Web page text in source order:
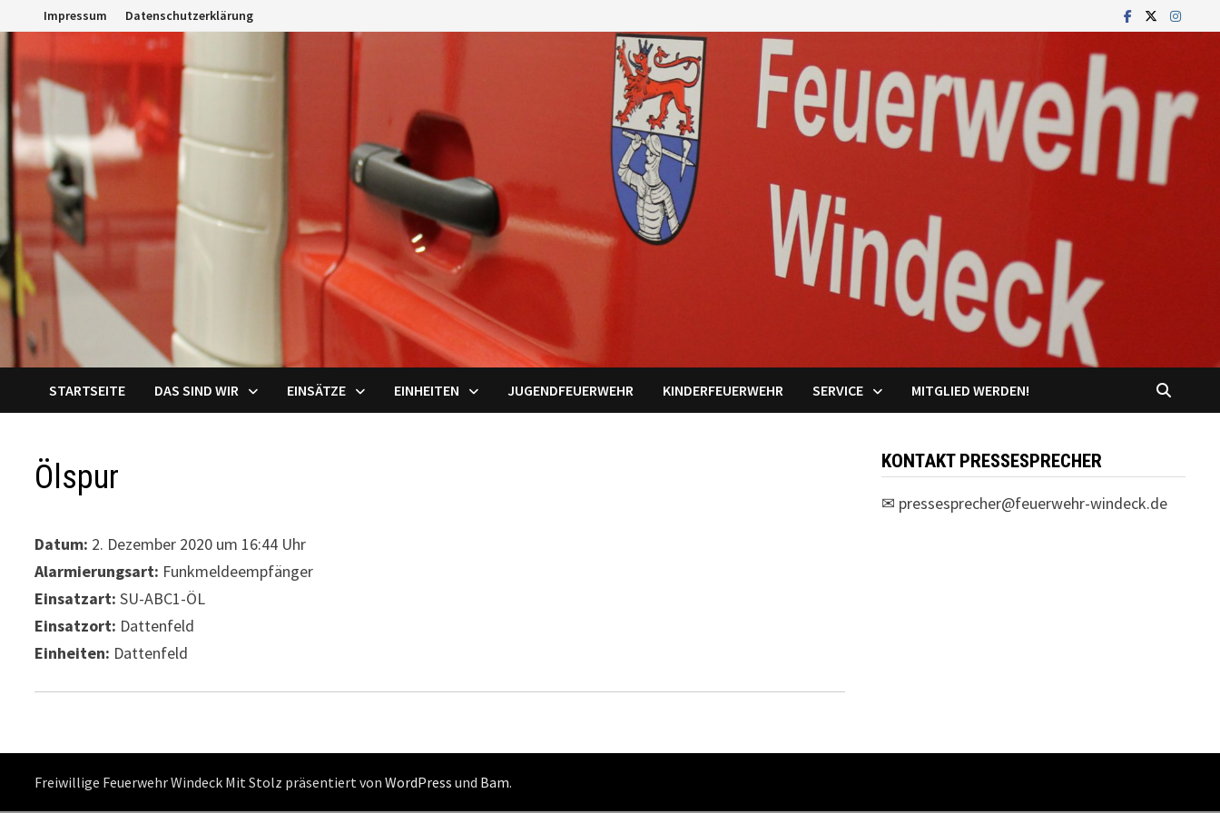
Inhalt
springen
Impressum Datenschutzerklärung
STARTSEITE DAS SIND WIR EINSÄTZE EINHEITEN JUGENDFEUERWEHR KINDERFEUERWEHR SERVICE MITGLIED WERDEN!
Ölspur
Datum: 2. Dezember 2020 um 16:44 Uhr
Alarmierungsart: Funkmeldeempfänger
Einsatzart: SU-ABC1-ÖL
Einsatzort: Dattenfeld
Einheiten: Dattenfeld
KONTAKT PRESSESPRECHER
✉ pressesprecher@feuerwehr-windeck.de
Freiwillige Feuerwehr Windeck Mit Stolz präsentiert vonWordPress und Bam.